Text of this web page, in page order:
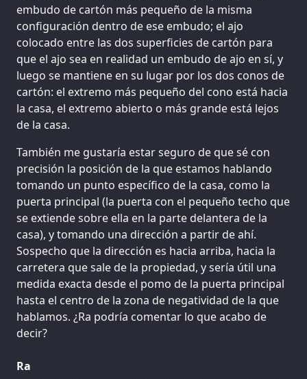
embudo de cartón más pequeño de la misma
configuración dentro de ese embudo; el ajo
colocado entre las dos superficies de cartón para
que el ajo sea en realidad un embudo de ajo en sí, y
luego se mantiene en su lugar por los dos conos de
cartón: el extremo más pequeño del cono está hacia
la casa, el extremo abierto o más grande está lejos
de la casa.
También me gustaría estar seguro de que sé con
precisión la posición de la que estamos hablando
tomando un punto específico de la casa, como la
puerta principal (la puerta con el pequeño techo que
se extiende sobre ella en la parte delantera de la
casa), y tomando una dirección a partir de ahí.
Sospecho que la dirección es hacia arriba, hacia la
carretera que sale de la propiedad, y sería útil una
medida exacta desde el pomo de la puerta principal
hasta el centro de la zona de negatividad de la que
hablamos. ¿Ra podría comentar lo que acabo de
decir?
Ra